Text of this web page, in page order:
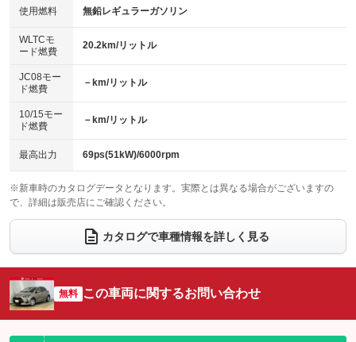
100V電源
：装備なし
センターデフロック
：装備なし
電動格納ミラー
：装備なし
バックカメラ
：装備あり
エアロ
：装備なし
：装備なし
パワーシート
ベンチシート
：装備なし
チップアップシート
：装備なし
：装備なし ：装備なし
ウォークスルー
：装備なし
電動リアゲート フロントカメラ
：装備なし
：装備なし ：装備なし
サイドカメラ
：装備なし ルーフレール
：装備なし
：装備なし
：装備なし
使用燃料 無鉛レギュラーガソリン
WLTCモ
ード燃費
20.2km/リットル
JC08モー
ド燃費
－km/リットル
10/15モー
ド燃費
－km/リットル
最高出力 69ps(51kW)/6000rpm
※新車時のカタログデータとなります。実際とは異なる場合がございますの
で、詳細は販売店にご確認ください。
カタログで車種情報を詳しく見る
無料 この車両に関するお問い合わせ